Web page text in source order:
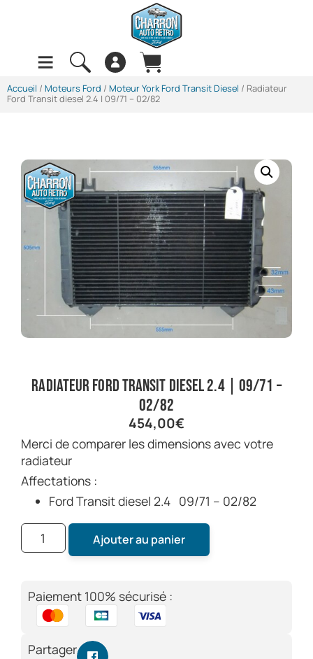
Accueil / Moteurs Ford / Moteur York Ford Transit Diesel / Radiateur
Ford Transit diesel 2.4 | 09/71 – 02/82
Radiateur Ford Transit diesel 2.4 | 09/71 –
02/82
454,00€
Merci de comparer les dimensions avec votre
radiateur
Affectations :
Ford Transit diesel 2.4 09/71 – 02/82
Ajouter au panier
Paiement 100% sécurisé :
Partager